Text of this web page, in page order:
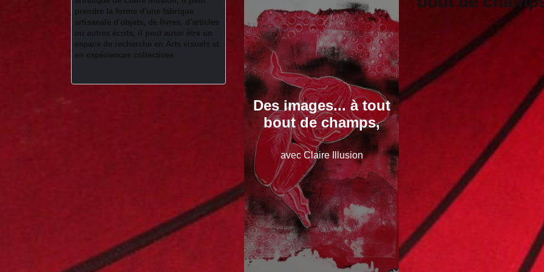
prendre la forme d'une fabrique
artisanale d'objets, de livres, d'articles
ou autres écrits, il peut aussi être un
espace de recherche en Arts visuels et
en expériences collectives
Des images... à tout
bout de champs,
avec Claire Illusion